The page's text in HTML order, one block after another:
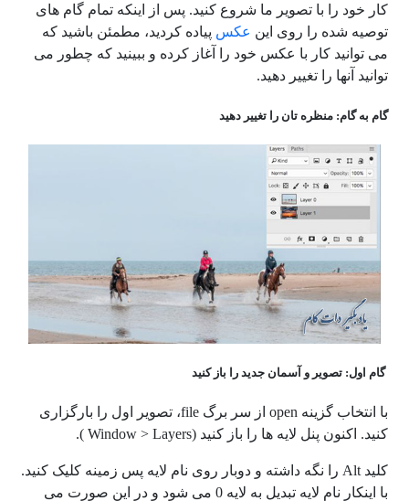
کار خود را با تصویر ما شروع کنید. پس از اینکه تمام گام های
توصیه شده را روی این عکس پیاده کردید، مطمئن باشید که
می توانید کار با عکس خود را آغاز کرده و ببینید که چطور می
توانید آنها را تغییر دهید.
گام به گام: منظره تان را تغییر دهید
گام اول: تصویر و آسمان جدید را باز کنید
با انتخاب گزینه open از سر برگ file، تصویر اول را بارگزاری
کنید. اکنون پنل لایه ها را باز کنید (Window > Layers ).
کلید Alt را نگه داشته و دوبار روی نام لایه پس زمینه کلیک کنید.
با اینکار نام لایه تبدیل به لایه 0 می شود و در این صورت می